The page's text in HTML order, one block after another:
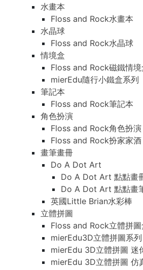
水畫本
Floss and Rock水畫本
水晶球
Floss and Rock水晶球
情境盒
Floss and Rock磁鐵情境
mierEdu隨行小鐵盒系列
筆記本
Floss and Rock筆記本
角色扮演
Floss and Rock角色扮演
Floss and Rock扮家家酒
畫筆畫冊
Do A Dot Art
Do A Dot Art 點點畫
Do A Dot Art 點點畫
英國Little Brian水彩棒
立體拼圖
Floss and Rock立體拼圖
mierEdu3D立體拼圖系列
mierEdu 3D立體拼圖 迷
mierEdu 3D立體拼圖 仿